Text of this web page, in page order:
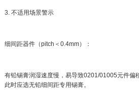
3. 不适用场景警示
细间距器件（pitch＜0.4mm）：
有铅锡膏润湿速度慢，易导致0201/01005元件偏
此时应选无铅细间距专用锡膏。